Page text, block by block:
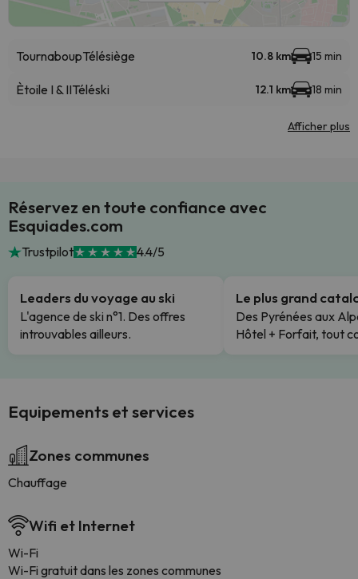
TournaboupTélésiège 10.8 km 15 min
Ètoile I & IITéléski 12.1 km 18 min
Afficher plus
Réservez en toute confiance avec
Esquiades.com
Trustpilot 4.4/5
Leaders du voyage au ski
L'agence de ski n°1. Des offres
introuvables ailleurs.
Le plus grand
Des Pyrénées aux
Hôtel + Forfait, tout
Equipements et services
Zones communes
Chauffage
Wifi et Internet
Wi-Fi
Wi-Fi gratuit dans les zones communes